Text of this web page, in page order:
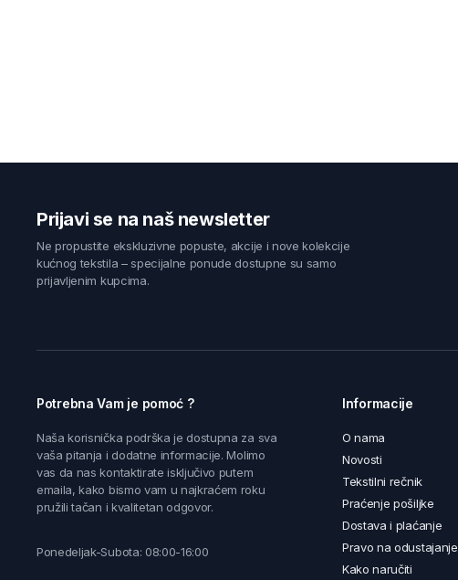
Prijavi se na naš newsletter
Ne propustite ekskluzivne popuste, akcije i nove kolekcije
kućnog tekstila – specijalne ponude dostupne su samo
prijavljenim kupcima.
Potrebna Vam je pomoć ?
Naša korisnička podrška je dostupna za sva
vaša pitanja i dodatne informacije. Molimo
vas da nas kontaktirate isključivo putem
emaila, kako bismo vam u najkraćem roku
pružili tačan i kvalitetan odgovor.
Ponedeljak-Subota: 08:00-16:00
Informacije
O nama
Novosti
Tekstilni rečnik
Praćenje pošiljke
Dostava i plaćanje
Pravo na odustajanje
Kako naručiti